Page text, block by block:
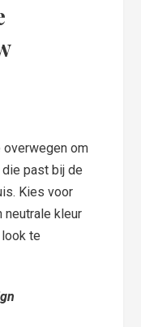
overwegen om
past bij de
Kies voor
neutrale kleur
te